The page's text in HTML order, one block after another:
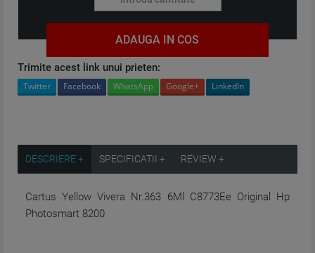
ADAUGA IN COS
Trimite acest link unui prieten:
Twitter Facebook WhatsApp Google+ LinkedIn
DESCRIERE + SPECIFICATII + REVIEW +
Cartus Yellow Vivera Nr.363 6Ml C8773Ee Original Hp
Photosmart 8200